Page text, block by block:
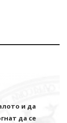
и да
да се